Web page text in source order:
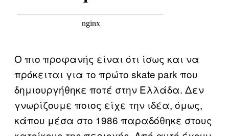
Ο πιο προφανής είναι ότι ίσως και να
πρόκειται για το πρώτο skate park που
δημιουργήθηκε ποτέ στην Ελλάδα. Δεν
γνωρίζουμε ποιος είχε την ιδέα, όμως,
κάπου μέσα στο 1986 παραδόθηκε στους